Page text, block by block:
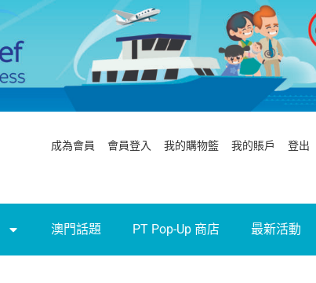
成為會員 會員登入 我的購物籃 我的賬戶 登出
澳門話題 PT Pop-Up 商店 最新活動